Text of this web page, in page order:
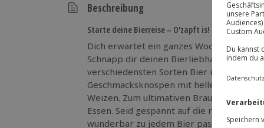
Beschreibung
Starte deine Bierreise – O’zapft is!
Dich erwartet ein ganzes Wochenende
Schnapp dir deinen Bierliebhaber und
verschiedensten Sorten Bier im
Geschmacksknospen mit hellem und
Weizen. Zum ultimativen
Essen. Seid gespannt auf die regionalen
wunderbar zu jedem Bier passen.